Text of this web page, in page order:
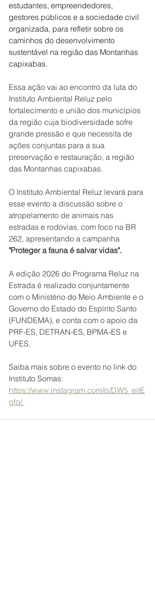
estudantes, empreendedores,
gestores públicos e a sociedade civil
organizada, para refletir sobre os
caminhos do desenvolvimento
sustentável na região das Montanhas
capixabas.
Essa ação vai ao encontro da luta do
Instituto Ambiental Reluz pelo
fortalecimento e união dos municípios
da região cuja biodiversidade sofre
grande pressão e que necessita de
ações conjuntas para a sua
preservação e restauração, a região
das Montanhas capixabas.
O Instituto Ambiental Reluz levará para
esse evento a discussão sobre o
atropelamento de animais nas
estradas e rodovias, com foco na BR
262, apresentando a campanha
"Proteger a fauna é salvar vidas".
A edição 2026 do Programa Reluz na
Estrada é realizado conjuntamente
com o Ministério do Meio Ambiente e o
Governo do Estado do Espírito Santo
(FUNDEMA), e conta com o apoio da
PRF-ES, DETRAN-ES, BPMA-ES e
UFES.
Saiba mais sobre o evento no link do
Instituto Somas:
https://www.instagram.com/p/DW5_eitE
gfq/